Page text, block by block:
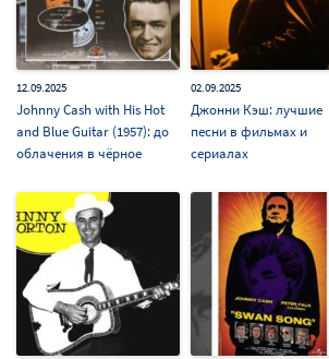
12.09.2025
Johnny Cash with His Hot
and Blue Guitar (1957): до
облачения в чёрное
02.09.2025
Джонни Кэш: лучшие
песни в фильмах и
сериалах